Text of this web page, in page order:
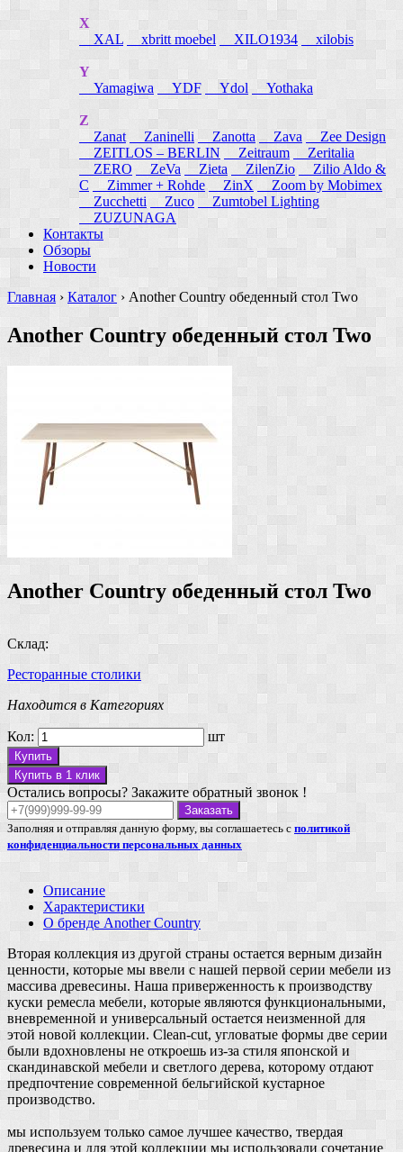
X
XAL
xbritt moebel XILO1934 xilobis
Y
Yamagiwa
YDF Ydol Yothaka
Z
Zanat
Zaninelli Zanotta Zava
Zee Design
ZEITLOS – BERLIN
Zeitraum
Zeritalia
ZERO
ZeVa Zieta ZilenZio
Zilio Aldo &
C
Zimmer + Rohde ZinX
Zoom by Mobimex
Zucchetti
Zuco
Zumtobel Lighting
ZUZUNAGA
Контакты
Обзоры
Новости
Главная › Каталог › Another Country обеденный стол Two
Another Country обеденный стол Two
Another Country обеденный стол Two
Склад:
Ресторанные столики
Находится в Категориях
Кол: шт
Купить
Купить в 1 клик
Остались вопросы? Закажите обратный звонок !
Заказать
Заполняя и отправляя данную форму, вы соглашаетесь с политикой
конфиденциальности персональных данных
Описание
Характеристики
О бренде Another Country
Вторая коллекция из другой страны остается верным дизайн
ценности, которые мы ввели с нашей первой серии мебели из
массива древесины. Наша приверженность к производству
куски ремесла мебели, которые являются функциональными,
вневременной и универсальный остается неизменной для
этой новой коллекции. Clean-cut, угловатые формы две серии
были вдохновлены не откроешь из-за стиля японской и
скандинавской мебели и светлого дерева, которому отдают
предпочтение современной бельгийской кустарное
производство.
мы используем только самое лучшее качество, твердая
древесина и для этой коллекции мы использовали сочетание